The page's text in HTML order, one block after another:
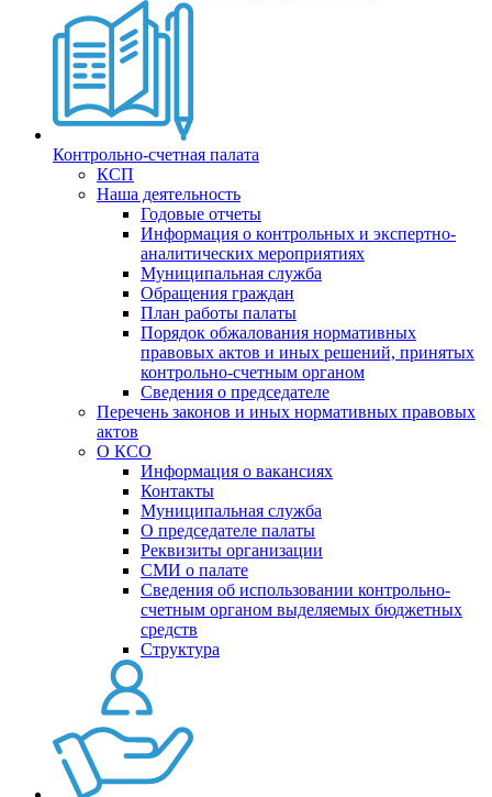
Контрольно-счетная палата
КСП
Наша деятельность
Годовые отчеты
Информация о контрольных и экспертно-
аналитических мероприятиях
Муниципальная служба
Обращения граждан
План работы палаты
Порядок обжалования нормативных
правовых актов и иных решений, принятых
контрольно-счетным органом
Сведения о председателе
Перечень законов и иных нормативных правовых
актов
О КСО
Информация о вакансиях
Контакты
Муниципальная служба
О председателе палаты
Реквизиты организации
СМИ о палате
Сведения об использовании контрольно-
счетным органом выделяемых бюджетных
средств
Структура